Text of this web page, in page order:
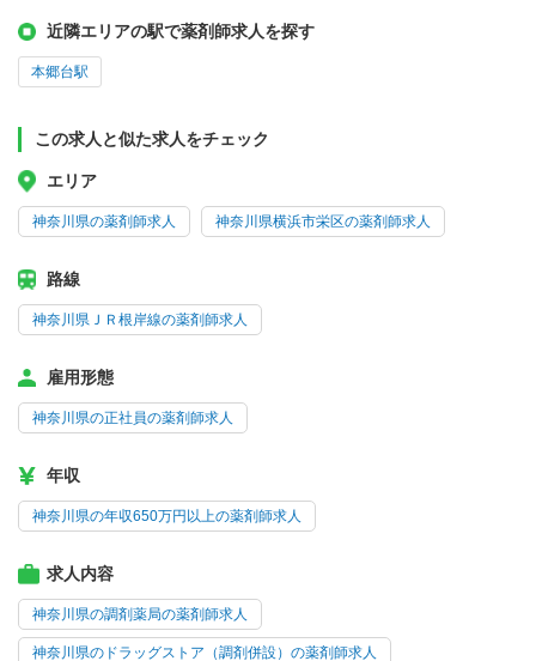
近隣エリアの駅で薬剤師求人を探す
本郷台駅
この求人と似た求人をチェック
エリア
神奈川県の薬剤師求人 神奈川県横浜市栄区の薬剤師求人
路線
神奈川県ＪＲ根岸線の薬剤師求人
雇用形態
神奈川県の正社員の薬剤師求人
年収
神奈川県の年収650万円以上の薬剤師求人
求人内容
神奈川県の調剤薬局の薬剤師求人
神奈川県のドラッグストア（調剤併設）の薬剤師求人